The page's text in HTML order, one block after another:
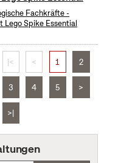
Fachkräfte -
Lego Spike Essential
|< < 1 2
3 4 5 >
>|